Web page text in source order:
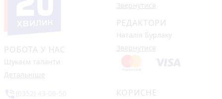
РОБОТА У НАС
Шукаєм таланти
Детальніше
Звернутися
РЕДАКТОРИ
Наталія Бурлаку
Звернутися
КОРИСНЕ